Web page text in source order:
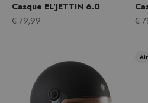
Casque EL'JETTIN 6.0
Prix après remise
€ 79,99 €